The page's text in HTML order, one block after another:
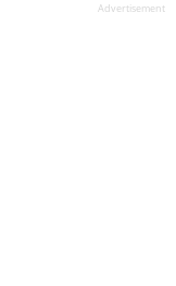
Advertisement